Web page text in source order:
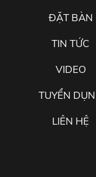
ĐẶT BÀN
TIN TỨC
VIDEO
TUYỂN
LIÊN HỆ